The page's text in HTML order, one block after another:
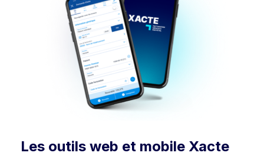
Les outils web et mobile Xacte